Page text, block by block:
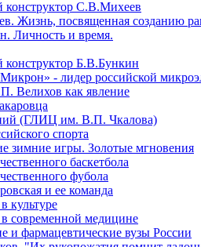
конструктор С.В.Михеев
Жизнь, посвященная созданию
Личность и время.
конструктор Б.В.Бункин
- лидер российской
Велихов как явление
(ГЛИЦ им. В.П. Чкалова)
спорта
зимние игры. Золотые мгновения
баскетбола
фубола
и ее команда
культуре
в современной медицине
и фармацевтические вузы России